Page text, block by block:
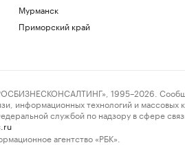
Мурманск
Приморский край
1995–2026.
информационных технологий и
службой по надзору в сфере
агентство «РБК».